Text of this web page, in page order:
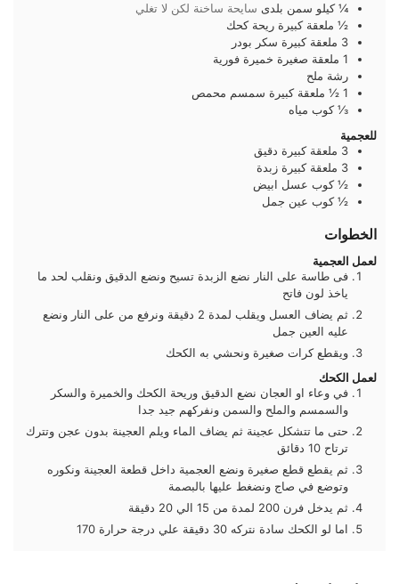
¼ كيلو سمن بلدى سايحة ساخنة لكن لا تغلي
½ ملعقة كبيرة ريحة كحك
3 ملعقة كبيرة سكر بودر
1 ملعقة صغيرة خميرة فورية
رشة ملح
1 ½
ملعقة كبيرة سمسم محمص
⅓ كوب مياه
للعجمية
3 ملعقة كبيرة دقيق
3 ملعقة كبيرة زبدة
½ كوب عسل ابيض
½ كوب عين جمل
الخطوات
لعمل العجمية
فى طاسة على النار نضع الزبدة تسيح ونضع الدقيق ونقلب لحد ما
ياخذ لون فاتح
ثم يضاف العسل ويقلب لمدة 2 دقيقة ونرفع من على النار ونضع
عليه العين جمل
ويقطع كرات صغيرة ونحشي به الكحك
لعمل الكحك
في وعاء او العجان نضع الدقيق وريحة الكحك والخميرة والسكر
والسمسم والملح والسمن ونفركهم جيد جدا
حتى ما تتشكل عجينة ثم يضاف الماء ويلم العجينة بدون عجن وتترك
ترتاح 10 دقائق
ثم يقطع قطع صغيرة ونضع العجمية داخل قطعة العجينة ونكوره
وتوضع في صاج ونضغط عليها بالبصمة
ثم يدخل فرن 200 لمدة من 15 الي 20 دقيقة
اما لو الكحك سادة نتركه 30 دقيقة علي درجة حرارة 170